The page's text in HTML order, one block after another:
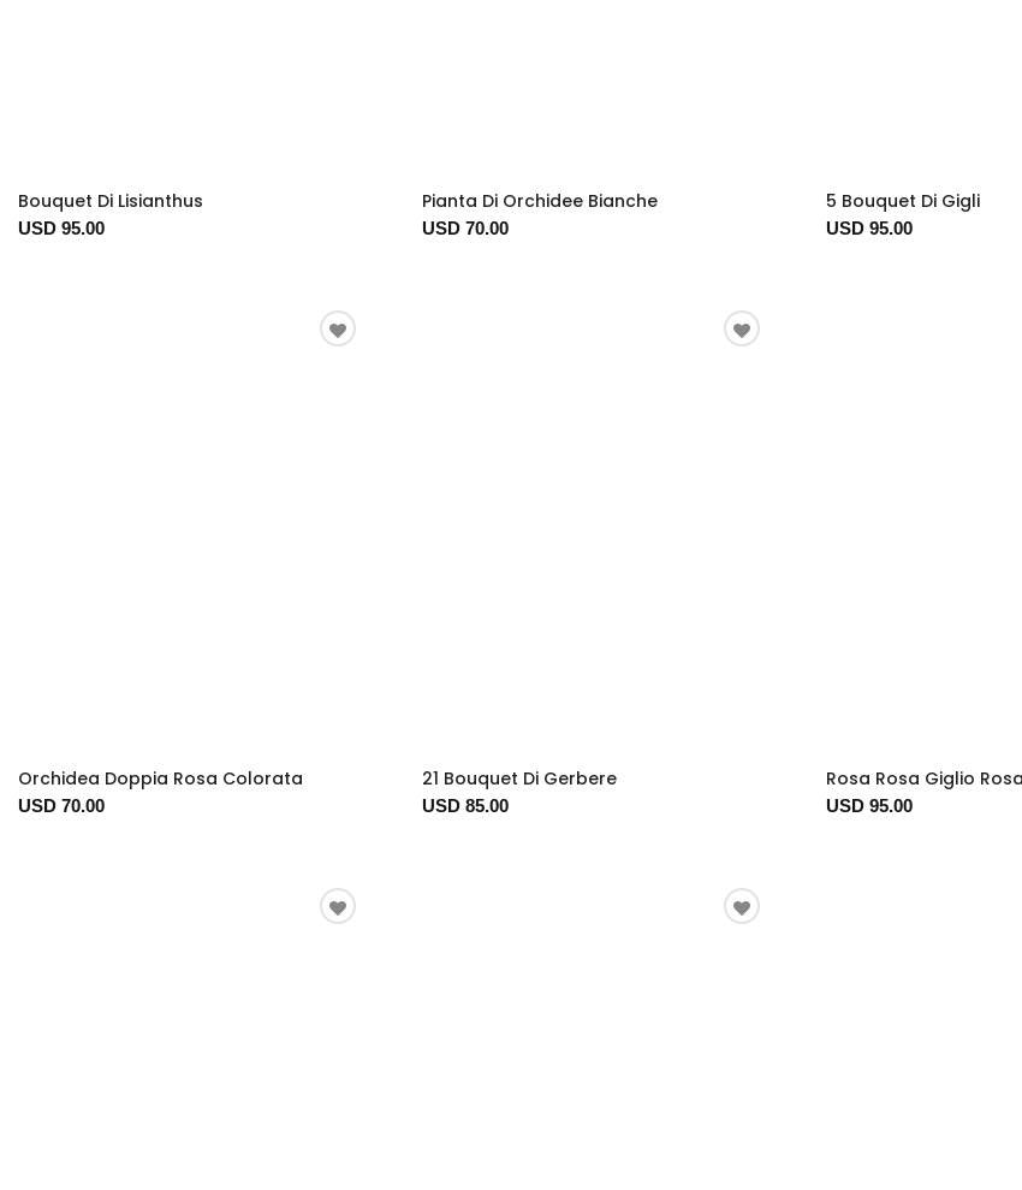
Bouquet Di Lisianthus
USD 95.00
Pianta Di Orchidee Bianche
USD 70.00
5 Bouquet Di Gigli
USD 95.00
Orchidea Doppia Rosa Colorata
USD 70.00
21 Bouquet Di Gerbere
USD 85.00
Rosa Rosa Giglio Rosa
USD 95.00